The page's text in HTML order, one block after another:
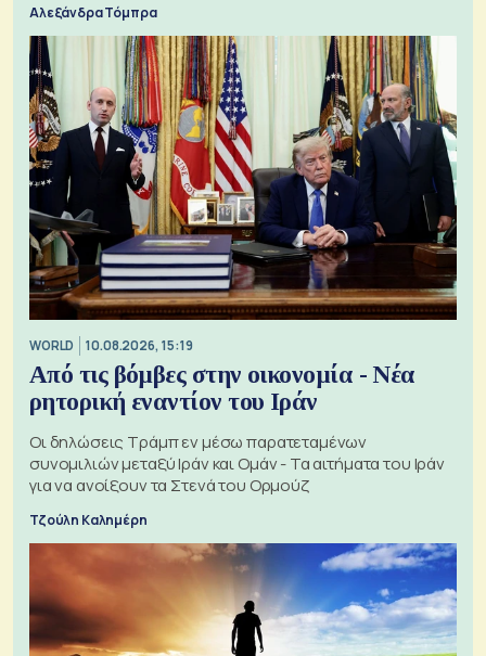
Αλεξάνδρα Τόμπρα
WORLD 10.08.2026, 15:19
Από τις βόμβες στην οικονομία - Νέα
ρητορική εναντίον του Ιράν
Οι δηλώσεις Τράμπ εν μέσω παρατεταμένων
συνομιλιών μεταξύ Ιράν και Ομάν - Τα αιτήματα του Ιράν
για να ανοίξουν τα Στενά του Ορμούζ
Τζούλη Καλημέρη